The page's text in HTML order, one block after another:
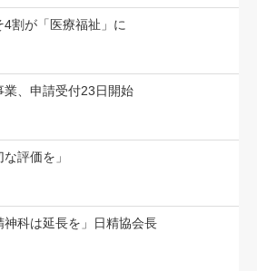
割が「医療福祉」に
、申請受付23日開始
評価を」
科は延長を」日精協会長